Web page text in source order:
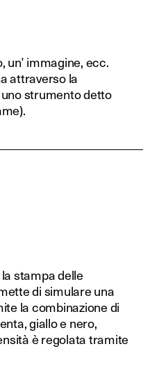
un’ immagine, ecc.
attraverso la
strumento detto
stampa delle
di simulare una
la combinazione di
giallo e nero,
è regolata tramite